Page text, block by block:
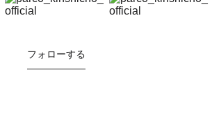
フォローする